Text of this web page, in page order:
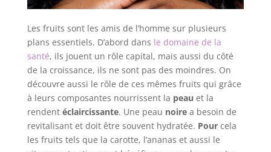
Les fruits sont les amis de l’homme sur plusieurs
plans essentiels. D’abord dans le domaine de la
santé, ils jouent un rôle capital, mais aussi du côté
de la croissance, ils ne sont pas des moindres. On
découvre aussi le rôle de ces mêmes fruits qui grâce
à leurs composantes nourrissent la peau et la
rendent éclaircissante. Une peau noirea besoin de
revitalisant et doit être souvent hydratée. Pourcela
les fruits tels que la carotte, l’ananas et aussi le